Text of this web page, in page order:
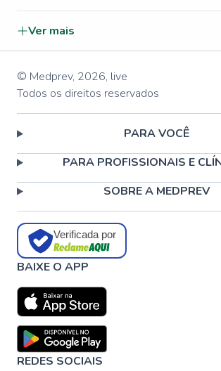
Ver mais
© Medprev, 2026, live
Todos os direitos reservados
PARA VOCÊ
PARA PROFISSIONAIS E
SOBRE A MEDPREV
Verificada por
BAIXE O APP
REDES SOCIAIS